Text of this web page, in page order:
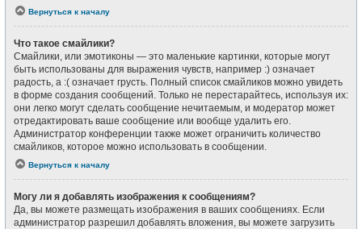
Вернуться к началу
Что такое смайлики?
Смайлики, или эмотиконы — это маленькие картинки, которые могут
быть использованы для выражения чувств, например :) означает
радость, а :( означает грусть. Полный список смайликов можно увидеть
в форме создания сообщений. Только не перестарайтесь, используя их:
они легко могут сделать сообщение нечитаемым, и модератор может
отредактировать ваше сообщение или вообще удалить его.
Администратор конференции также может ограничить количество
смайликов, которое можно использовать в сообщении.
Вернуться к началу
Могу ли я добавлять изображения к сообщениям?
Да, вы можете размещать изображения в ваших сообщениях. Если
администратор разрешил добавлять вложения, вы можете загрузить